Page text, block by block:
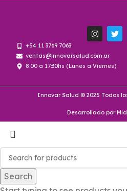
+54 11 3769 7063
ventas@innovarsalud.com.ar
8:00 a 17:30hs (Lunes a Viernes)
Innovar Salud © 2025 Todos
Desarrollado por
Search